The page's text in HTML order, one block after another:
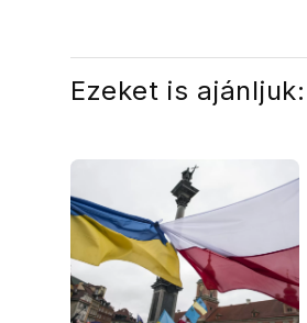
Ezeket is ajánljuk: